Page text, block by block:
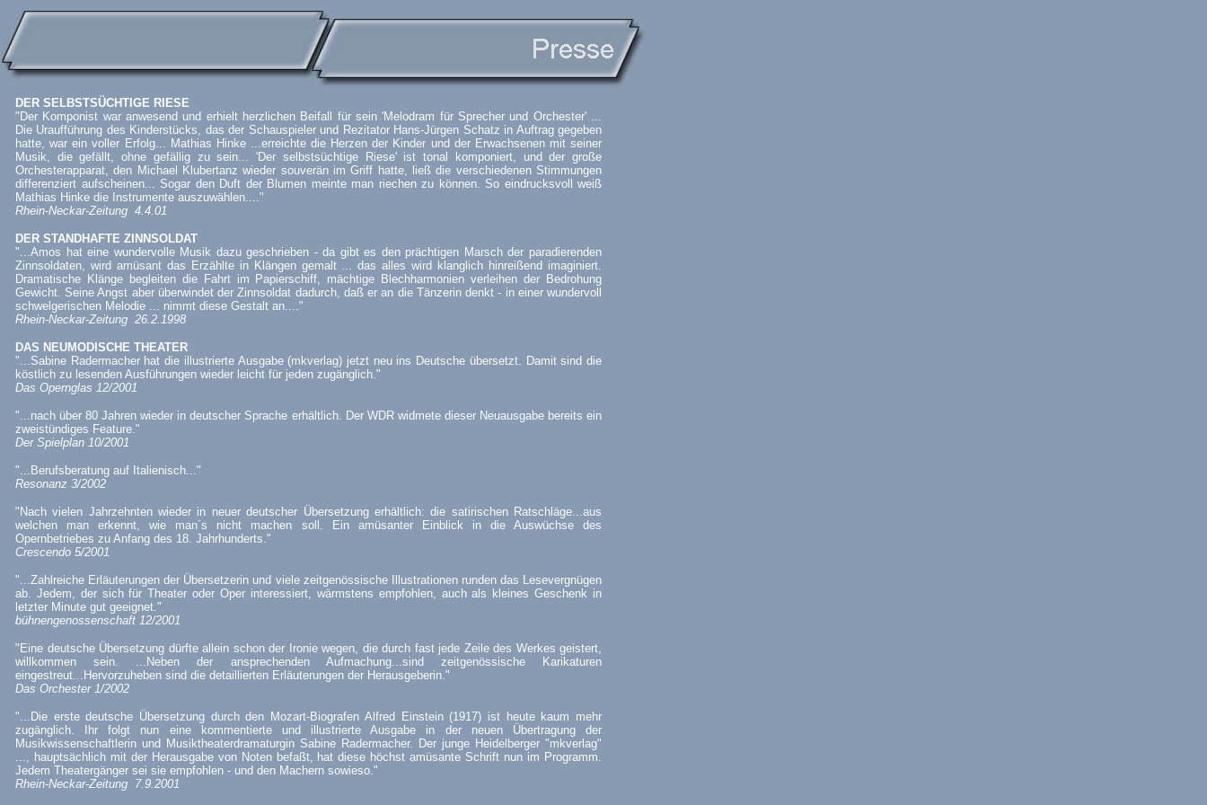
DER SELBSTSÜCHTIGE RIESE
"Der Komponist war anwesend und erhielt herzlichen Beifall für sein 'Melodram für Sprecher und Orchester' ...
Die Uraufführung des Kinderstücks, das der Schauspieler und Rezitator Hans-Jürgen Schatz in Auftrag gegeben
hatte, war ein voller Erfolg... Mathias Hinke ...erreichte die Herzen der Kinder und der Erwachsenen mit seiner
Musik, die gefällt, ohne gefällig zu sein... 'Der selbstsüchtige Riese' ist tonal komponiert, und der große
Orchesterapparat, den Michael Klubertanz wieder souverän im Griff hatte, ließ die verschiedenen Stimmungen
differenziert aufscheinen... Sogar den Duft der Blumen meinte man riechen zu können. So eindrucksvoll weiß
Mathias Hinke die Instrumente auszuwählen...."
Rhein-Neckar-Zeitung 4.4.01
DER STANDHAFTE ZINNSOLDAT
"...Amos hat eine wundervolle Musik dazu geschrieben - da gibt es den prächtigen Marsch der paradierenden
Zinnsoldaten, wird amüsant das Erzählte in Klängen gemalt ... das alles wird klanglich hinreißend imaginiert.
Dramatische Klänge begleiten die Fahrt im Papierschiff, mächtige Blechharmonien verleihen der Bedrohung
Gewicht. Seine Angst aber überwindet der Zinnsoldat dadurch, daß er an die Tänzerin denkt - in einer wundervoll
schwelgerischen Melodie ... nimmt diese Gestalt an...."
Rhein-Neckar-Zeitung 26.2.1998
DAS NEUMODISCHE THEATER
"...Sabine Radermacher hat die illustrierte Ausgabe (mkverlag) jetzt neu ins Deutsche übersetzt. Damit sind die
köstlich zu lesenden Ausführungen wieder leicht für jeden zugänglich."
Das Opernglas 12/2001
"...nach über 80 Jahren wieder in deutscher Sprache erhältlich. Der WDR widmete dieser Neuausgabe bereits ein
zweistündiges Feature."
Der Spielplan 10/2001
"...Berufsberatung auf Italienisch..."
Resonanz 3/2002
"Nach vielen Jahrzehnten wieder in neuer deutscher Übersetzung erhältlich: die satirischen Ratschläge...aus
welchen man erkennt, wie man´s nicht machen soll. Ein amüsanter Einblick in die Auswüchse des
Opernbetriebes zu Anfang des 18. Jahrhunderts."
Crescendo 5/2001
"...Zahlreiche Erläuterungen der Übersetzerin und viele zeitgenössische Illustrationen runden das Lesevergnügen
ab. Jedem, der sich für Theater oder Oper interessiert, wärmstens empfohlen, auch als kleines Geschenk in
letzter Minute gut geeignet."
bühnengenossenschaft 12/2001
"Eine deutsche Übersetzung dürfte allein schon der Ironie wegen, die durch fast jede Zeile des Werkes geistert,
willkommen sein. ...Neben der ansprechenden Aufmachung...sind zeitgenössische Karikaturen
eingestreut...Hervorzuheben sind die detaillierten Erläuterungen der Herausgeberin."
Das Orchester 1/2002
"...Die erste deutsche Übersetzung durch den Mozart-Biografen Alfred Einstein (1917) ist heute kaum mehr
zugänglich. Ihr folgt nun eine kommentierte und illustrierte Ausgabe in der neuen Übertragung der
Musikwissenschaftlerin und Musiktheaterdramaturgin Sabine Radermacher. Der junge Heidelberger "mkverlag"
..., hauptsächlich mit der Herausgabe von Noten befaßt, hat diese höchst amüsante Schrift nun im Programm.
Jedem Theatergänger sei sie empfohlen - und den Machern sowieso."
Rhein-Neckar-Zeitung 7.9.2001